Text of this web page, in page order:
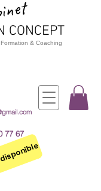
CONCEPT
Formation & Coaching
77 67